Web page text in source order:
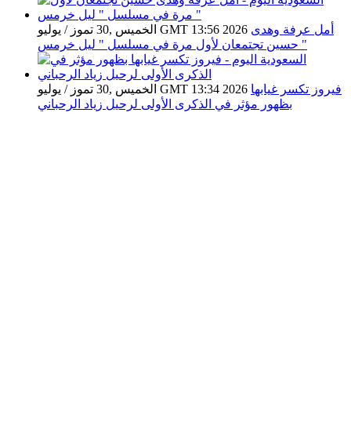
الخميس ,30 تموز / يوليو GMT 13:56 2026 أمل عرفة وهدى
حسين تجتمعان لأول مرة في مسلسل " ليل خرمس "
الخميس ,30 تموز / يوليو GMT 13:34 2026 فيروز تكسر غيابها
بظهور مؤثر في الذكرى الأولى لرحيل زياد الرحباني